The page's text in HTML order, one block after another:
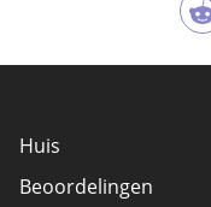
Huis
Beoordelingen